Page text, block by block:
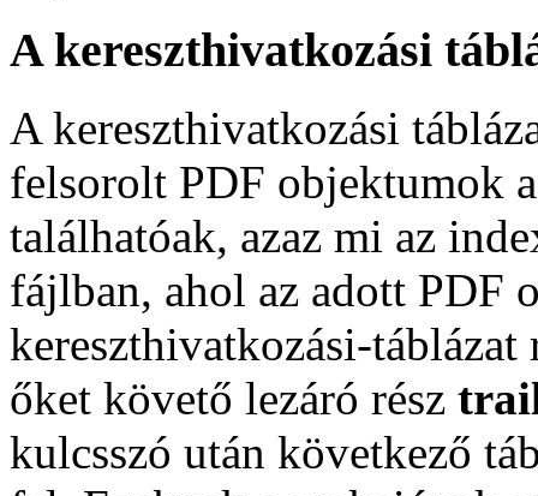
A kereszthivatkozási
A kereszthivatkozási
felsorolt PDF objektumok
találhatóak, azaz mi az
fájlban, ahol az adott PDF
kereszthivatkozási-táblázat
őket követő lezáró rész
kulcsszó után következő